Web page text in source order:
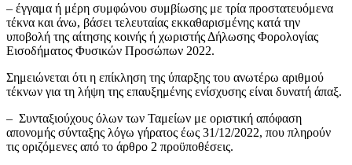
– έγγαμα ή μέρη συμφώνου συμβίωσης με τρία προστατευόμενα
τέκνα και άνω, βάσει τελευταίας εκκαθαρισμένης κατά την
υποβολή της αίτησης κοινής ή χωριστής Δήλωσης Φορολογίας
Εισοδήματος Φυσικών Προσώπων 2022.
Σημειώνεται ότι η επίκληση της ύπαρξης του ανωτέρω αριθμού
τέκνων για τη λήψη της επαυξημένης ενίσχυσης είναι δυνατή άπαξ.
– Συνταξιούχους όλων των Ταμείων με οριστική απόφαση
απονομής σύνταξης λόγω γήρατος έως 31/12/2022, που πληρούν
τις οριζόμενες από το άρθρο 2 προϋποθέσεις.